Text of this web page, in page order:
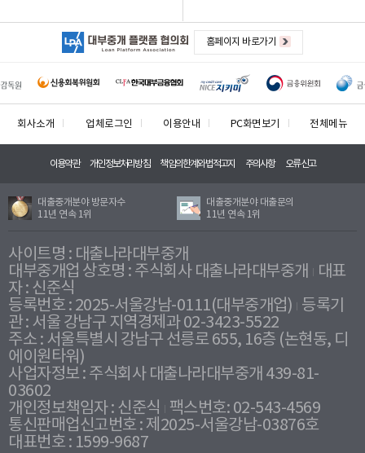
홈페이지 바로가기
회사소개 업체로그인 이용안내 PC화면보기 전체메뉴
이용약관 개인정보처리방침 책임의한계와법적고지 주의사항 오류신고
대출중개분야 방문자수
11년 연속 1위
대출중개분야 대출문의
11년 연속 1위
사이트명 : 대출나라대부중개
대부중개업 상호명 : 주식회사 대출나라대부중개
대표
자 : 신준식
등록번호 : 2025-서울강남-0111(대부중개업) 등록기
관 : 서울 강남구 지역경제과 02-3423-5522
주소 : 서울특별시 강남구 선릉로 655, 16층 (논현동, 디
에이원타워)
사업자정보 : 주식회사 대출나라대부중개 439-81-
03602
개인정보책임자 : 신준식
팩스번호: 02-543-4569
통신판매업신고번호 : 제2025-서울강남-03876호
대표번호 : 1599-9687